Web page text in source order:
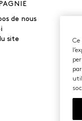
de nous
site
Ce